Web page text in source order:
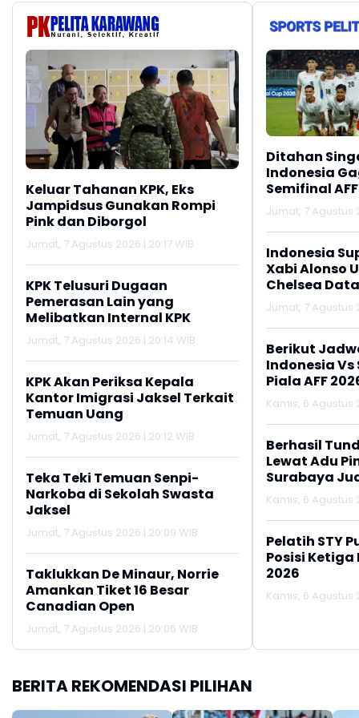
Keluar Tahanan KPK, Eks
Jampidsus Gunakan Rompi
Pink dan Diborgol
Jumat, 7 Agustus 2026 | 20:17 WIB
KPK Telusuri Dugaan
Pemerasan Lain yang
Melibatkan Internal KPK
Jumat, 7 Agustus 2026 | 20:14 WIB
KPK Akan Periksa Kepala
Kantor Imigrasi Jaksel Terkait
Temuan Uang
Jumat, 7 Agustus 2026 | 20:12 WIB
Teka Teki Temuan Senpi-
Narkoba di Sekolah Swasta
Jaksel
Jumat, 7 Agustus 2026 | 20:09 WIB
Taklukkan De Minaur, Norrie
Amankan Tiket 16 Besar
Canadian Open
Jumat, 7 Agustus 2026 | 20:06 WIB
Ditahan
Indonesia
Semifinal
Jumat, 7 Agustus
Indonesia
Xabi Alonso
Chelsea
Jumat, 7 Agustus
Berikut
Indonesia
Piala AFF
Kamis, 6 Agustus
Berhasil
Lewat Adu
Surabaya
2026
Kamis, 6 Agustus
Pelatih STY
Posisi Ketiga
2026
Kamis, 6 Agustus
BERITA REKOMENDASI PILIHAN